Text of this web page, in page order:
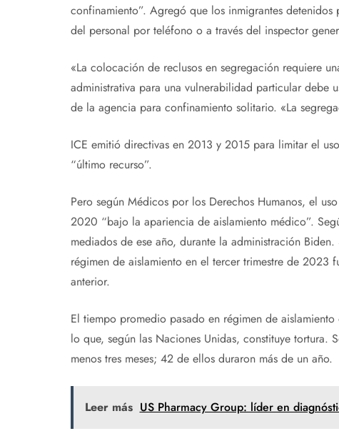
confinamiento”. Agregó que los inmigrantes
del personal por teléfono o a través del inspector
«La colocación de reclusos en segregación requiere
administrativa para una vulnerabilidad particular
de la agencia para confinamiento solitario. «La
ICE emitió directivas en 2013 y 2015 para limitar el
“último recurso”.
Pero según Médicos por los Derechos Humanos, el
2020 “bajo la apariencia de aislamiento médico”.
mediados de ese año, durante la administración
régimen de aislamiento en el tercer trimestre de 2023
anterior.
El tiempo promedio pasado en régimen de
lo que, según las Naciones Unidas, constituye tortura.
menos tres meses; 42 de ellos duraron más de un año.
Leer más US Pharmacy Group: líder en